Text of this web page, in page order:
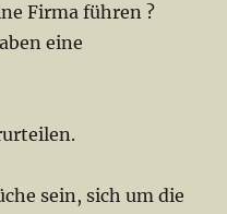
Firma führen ?
eine
sein, sich um die